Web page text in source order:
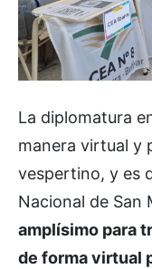
La diplomatura
manera virtual y
vespertino, y es
Nacional de San
amplísimo para
de forma virtual